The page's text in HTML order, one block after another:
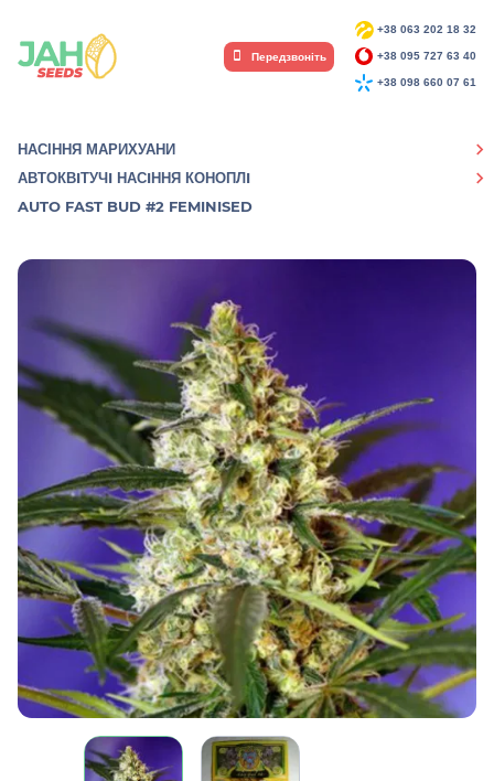
+38 063 202 18 32
+38 095 727 63 40
+38 098 660 07 61
Передзвоніть
НАСІННЯ МАРИХУАНИ
АВТОКВIТУЧI НАСIННЯ КОНОПЛI
AUTO FAST BUD #2 FEMINISED